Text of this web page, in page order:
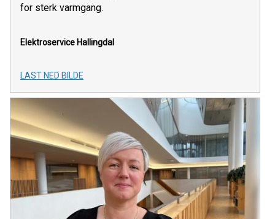
for sterk varmgang.
Elektroservice Hallingdal
LAST NED BILDE